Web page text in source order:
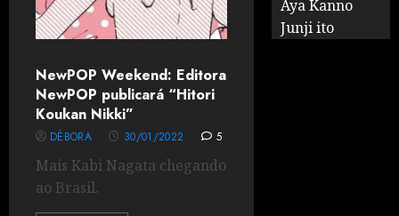
NewPOP Weekend: Editora
NewPOP publicará “Hitori
Koukan Nikki”
DÉBORA 30/01/2022 5
Mais Kabi Nagata chegando
ao Brasil.
Aya Kanno
Junji ito